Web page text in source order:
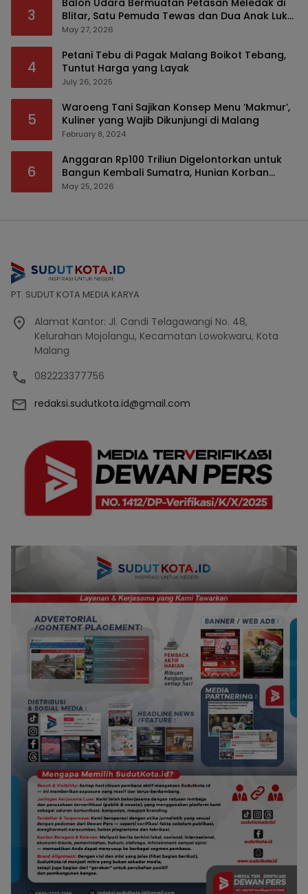
3
Balon Udara Bermuatan Petasan Meledak di
Blitar, Satu Pemuda Tewas dan Dua Anak Luka
Serius
May 27, 2026
4
Petani Tebu di Pagak Malang Boikot Tebang,
Tuntut Harga yang Layak
July 26, 2025
5
Waroeng Tani Sajikan Konsep Menu ‘Makmur’,
Kuliner yang Wajib Dikunjungi di Malang
February 8, 2024
6
Anggaran Rp100 Triliun Digelontorkan untuk
Bangun Kembali Sumatra, Hunian Korban
Bencana Bakal Difokuskan
May 25, 2026
PT. SUDUT KOTA MEDIA KARYA
Alamat Kantor: Jl. Candi Telagawangi No. 48,
Kelurahan Mojolangu, Kecamatan Lowokwaru, Kota
Malang
082223377756
redaksi.sudutkota.id@gmail.com